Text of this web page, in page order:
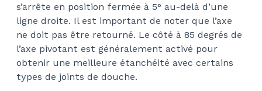
s’arrête en position fermée à 5° au-delà d’une
ligne droite. Il est important de noter que l’axe
ne doit pas être retourné. Le côté à 85 degrés de
l’axe pivotant est généralement activé pour
obtenir une meilleure étanchéité avec certains
types de joints de douche.